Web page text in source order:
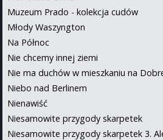
Muzeum Prado - kolekcja cudów
Młody Waszyngton
Na Północ
Nie chcemy innej ziemi
Nie ma duchów w mieszkaniu na
Niebo nad Berlinem
Nienawiść
Niesamowite przygody skarpetek
Niesamowite przygody skarpetek 3.